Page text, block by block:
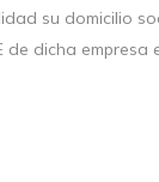
su domicilio
de dicha